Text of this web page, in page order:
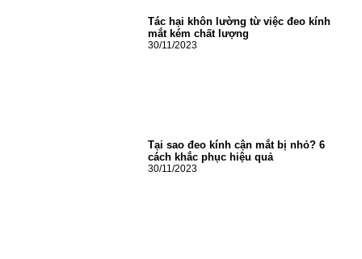
Tác hại khôn lường từ việc đeo kính
mắt kém chất lượng
30/11/2023
Tại sao đeo kính cận mắt bị nhỏ? 6
cách khắc phục hiệu quả
30/11/2023